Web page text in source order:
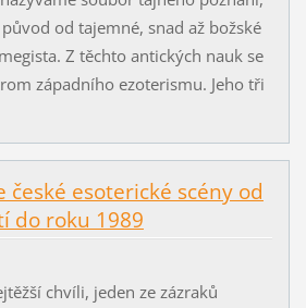
od tajemné, snad až božské
Z těchto antických nauk se
západního ezoterismu. Jeho tři
české esoterické scény od
do roku 1989
chvíli, jeden ze zázraků